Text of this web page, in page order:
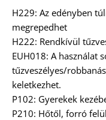
H229: Az edényben
megrepedhet
H222: Rendkívül
EUH018: A használat
tűzveszélyes/
keletkezhet.
P102: Gyerekek
P210: Hőtől, forró